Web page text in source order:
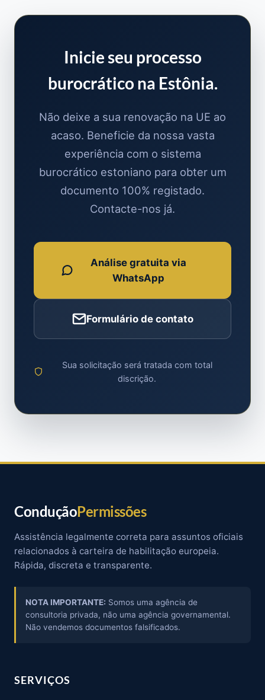
Inicie seu processo
burocrático na Estônia.
Não deixe a sua renovação na UE ao
acaso. Beneficie da nossa vasta
experiência com o sistema
burocrático estoniano para obter um
documento 100% registado.
Contacte-nos já.
Análise gratuita via
WhatsApp
Formulário de contato
Sua solicitação será tratada com total
discrição.
ConduçãoPermissões
Assistência legalmente correta para assuntos oficiais
relacionados à carteira de habilitação europeia.
Rápida, discreta e transparente.
NOTA IMPORTANTE: Somos uma agência de
consultoria privada, não uma agência governamental.
Não vendemos documentos falsificados.
SERVIÇOS